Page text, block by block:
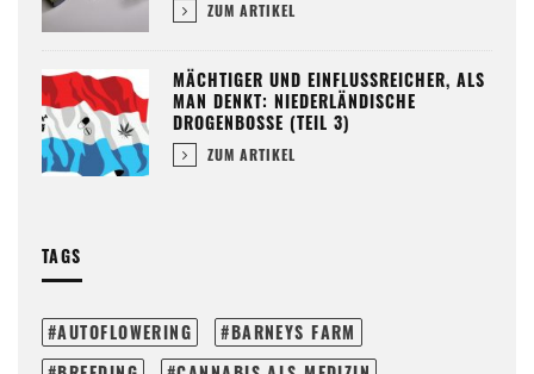
ZUM ARTIKEL
MÄCHTIGER UND EINFLUSSREICHER, ALS
MAN DENKT: NIEDERLÄNDISCHE
DROGENBOSSE (TEIL 3)
ZUM ARTIKEL
TAGS
AUTOFLOWERING
BARNEYS FARM